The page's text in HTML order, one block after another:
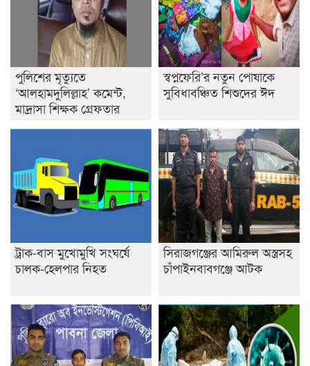
শেষ সময়ে ভোট কারচুরি অভিযোগ আবিদের
পুলিশের মৃত্যুতে
‘আলহামদুলিল্লাহ’ কমেন্ট,
মাদ্রাসা শিক্ষক গ্রেফতার
স্বপ্নফেরি’র নতুন পোষাকে
সুবিধাবঞ্চিত শিশুদের ঈদ
ট্রাক-বাস মুখোমুখি সংঘর্ষে
চালক-হেলপার নিহত
সিরাজগঞ্জের আমিরুল অস্ত্রসহ
চাঁপাইনবাবগঞ্জে আটক